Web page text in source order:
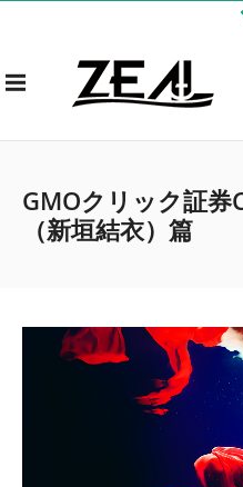
GMOクリック証
（新垣結衣）篇